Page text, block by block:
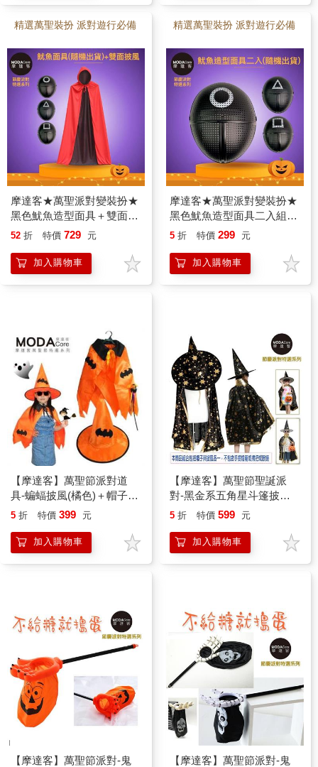
精選萬聖裝扮 派對遊行必備
摩達客★萬聖派對變裝扮★
黑色魷魚造型面具＋雙面帶
帽式披風二件組(140cm)★
52 折 特價 729 元
加入購物車
精選萬聖裝扮 派對遊行必備
摩達客★萬聖派對變裝扮★
黑色魷魚造型面具二入組★
超夯韓劇Cosplay
5 折 特價 299 元
加入購物車
【摩達客】萬聖節派對道
具-蝙蝠披風(橘色)＋帽子＋
手杖三件組合
5 折 特價 399 元
加入購物車
【摩達客】萬聖節聖誕派
對-黑金系五角星斗篷披風
兩件組(女巫帽＋斗篷)
5 折 特價 599 元
加入購物車
【摩達客】萬聖節派對-鬼
【摩達客】萬聖節派對-鬼